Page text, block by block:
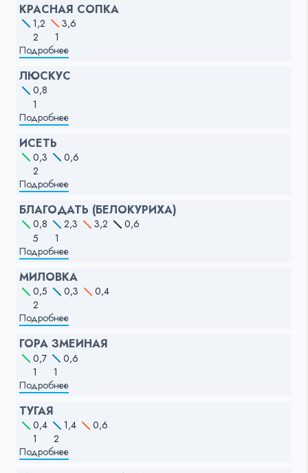
КРАСНАЯ СОПКА
1,2
3,6
2
1
Подробнее
ЛЮСКУС
0,8
1
Подробнее
ИСЕТЬ
0,3
0,6
2
Подробнее
БЛАГОДАТЬ (БЕЛОКУРИХА)
0,8 2,3 3,2
0,6
5
1
Подробнее
МИЛОВКА
0,5 0,3
0,4
2
Подробнее
ГОРА ЗМЕИНАЯ
0,7
0,6
1
1
Подробнее
ТУГАЯ
0,4 1,4
0,6
1
2
Подробнее